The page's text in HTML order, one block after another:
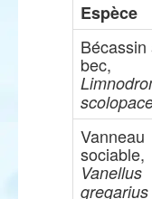
Espèce
Bécassin
bec,
Vanneau
sociable,
Vanellus
gregarius